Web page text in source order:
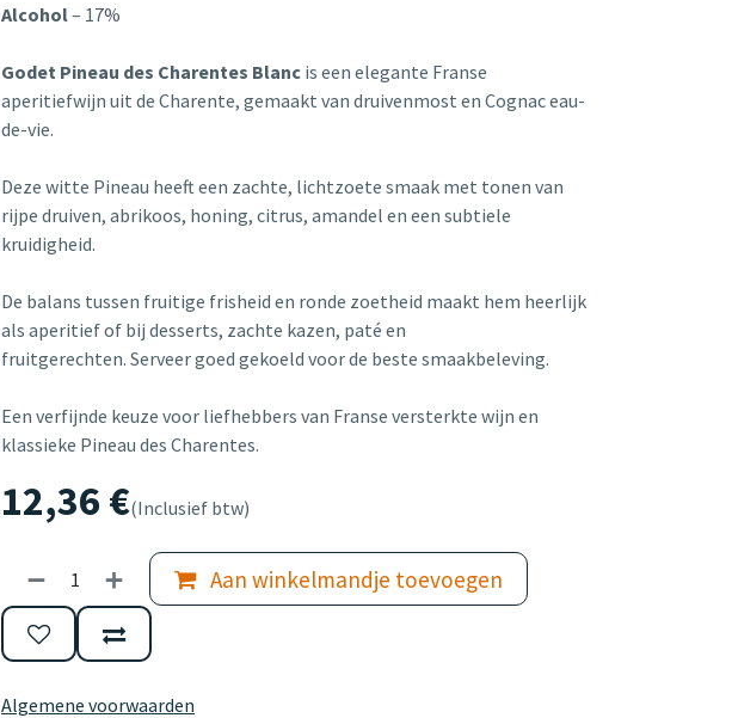
Alcohol– 17%
Godet Pineau des Charentes Blanc is een elegante Franse
aperitiefwijn uit de Charente, gemaakt van druivenmost en Cognac eau-
de-vie.
Deze witte Pineau heeft een zachte, lichtzoete smaak met tonen van
rijpe druiven, abrikoos, honing, citrus, amandel en een subtiele
kruidigheid.
De balans tussen fruitige frisheid en ronde zoetheid maakt hem heerlijk
als aperitief of bij desserts, zachte kazen, paté en
fruitgerechten. Serveer goed gekoeld voor de beste smaakbeleving.
Een verfijnde keuze voor liefhebbers van Franse versterkte wijn en
klassieke Pineau des Charentes.
12,36 €(Inclusief btw)
Aan winkelmandje toevoegen
Algemene voorwaarden